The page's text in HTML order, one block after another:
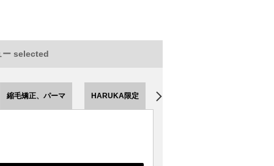
ー selected
縮毛矯正、パーマ HARUKA限定